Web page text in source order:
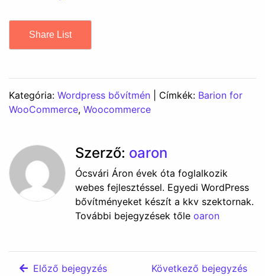
Share List
Kategória: Wordpress bővítmén | Címkék: Barion for
WooCommerce, Woocommerce
Szerző: oaron
Ócsvári Áron évek óta foglalkozik
webes fejlesztéssel. Egyedi WordPress
bővítményeket készít a kkv szektornak.
További bejegyzések tőle oaron
Előző bejegyzés
Következő bejegyzés